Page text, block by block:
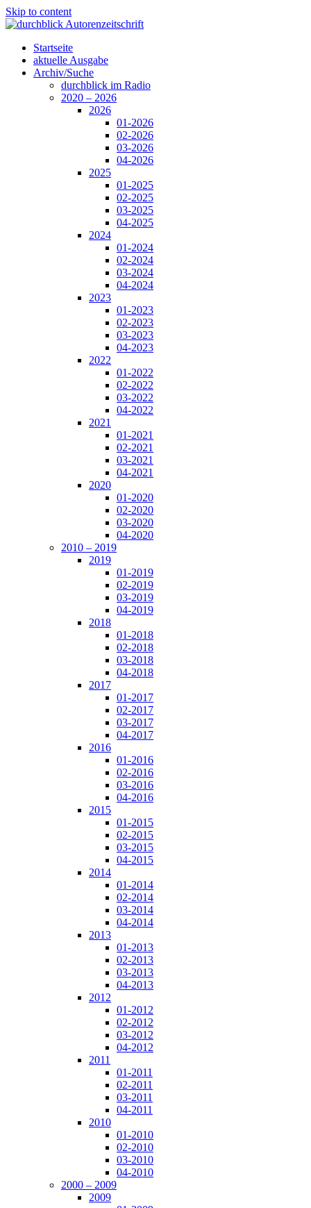
Skip to content
Startseite
aktuelle Ausgabe
Archiv/Suche
durchblick im Radio
2020 – 2026
2026
01-2026
02-2026
03-2026
04-2026
2025
01-2025
02-2025
03-2025
04-2025
2024
01-2024
02-2024
03-2024
04-2024
2023
01-2023
02-2023
03-2023
04-2023
2022
01-2022
02-2022
03-2022
04-2022
2021
01-2021
02-2021
03-2021
04-2021
2020
01-2020
02-2020
03-2020
04-2020
2010 – 2019
2019
01-2019
02-2019
03-2019
04-2019
2018
01-2018
02-2018
03-2018
04-2018
2017
01-2017
02-2017
03-2017
04-2017
2016
01-2016
02-2016
03-2016
04-2016
2015
01-2015
02-2015
03-2015
04-2015
2014
01-2014
02-2014
03-2014
04-2014
2013
01-2013
02-2013
03-2013
04-2013
2012
01-2012
02-2012
03-2012
04-2012
2011
01-2011
02-2011
03-2011
04-2011
2010
01-2010
02-2010
03-2010
04-2010
2000 – 2009
2009